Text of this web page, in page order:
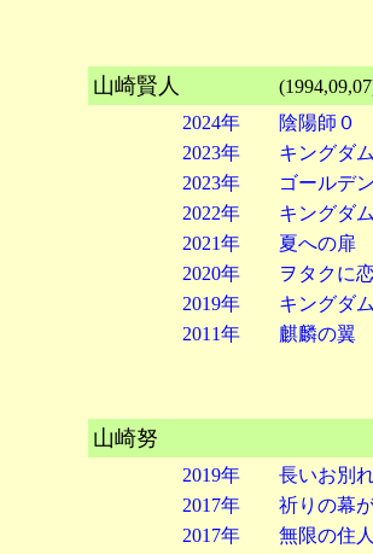
山崎賢人
(1994,09,07)
2024年 陰陽師０
2023年 キングダ
2023年 ゴールデン
2022年 キングダ
2021年 夏への扉
2020年 ヲタクに恋
2019年 キングダ
2011年 麒麟の翼
山崎努
2019年 長いお別
2017年 祈りの幕が
2017年 無限の住